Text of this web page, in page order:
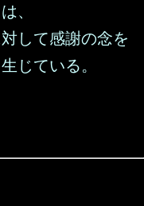
、
して感謝の念を
じている。